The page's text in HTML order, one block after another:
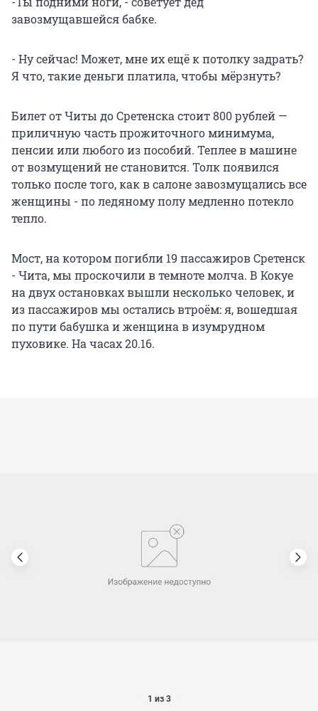
завозмущавшейся бабке.
- Ну сейчас! Может, мне их ещё к потолку задрать?
Я что, такие деньги платила, чтобы мёрзнуть?
Билет от Читы до Сретенска стоит 800 рублей —
приличную часть прожиточного минимума,
пенсии или любого из пособий. Теплее в машине
от возмущений не становится. Толк появился
только после того, как в салоне завозмущались все
женщины - по ледяному полу медленно потекло
тепло.
Мост, на котором погибли 19 пассажиров Сретенск
- Чита, мы проскочили в темноте молча. В Кокуе
на двух остановках вышли несколько человек, и
из пассажиров мы остались втроём: я, вошедшая
по пути бабушка и женщина в изумрудном
пуховике. На часах 20.16.
1 из 3